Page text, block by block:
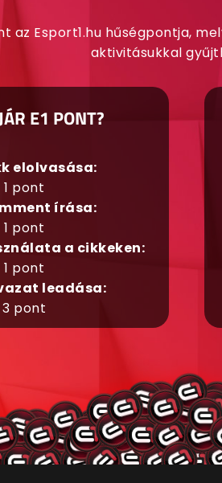
az Esport1.hu hűségpontja,
aktivitásukkal
E1 PONT?
elolvasása:
1 pont
írása:
1 pont
a cikkeken:
1 pont
leadása:
3 pont